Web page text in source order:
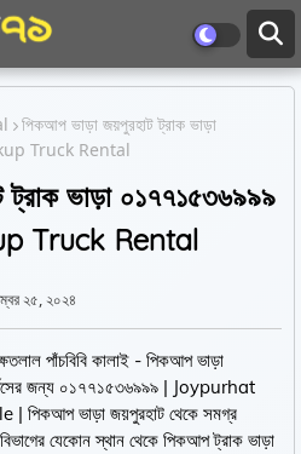
পিকআপ ভাড়া জয়পুরহাট ট্রাক ভাড়া
Truck Rental
ভাড়া ০১৭৭১৫৩৬৯৯৯
Truck Rental
২৫, ২০২৪
পাঁচবিবি কালাই - পিকআপ ভাড়া
জন্য ০১৭৭১৫৩৬৯৯৯ | Joypurhat
ভাড়া জয়পুরহাট থেকে সমগ্র
যেকোন স্থান থেকে পিকআপ ট্রাক ভাড়া